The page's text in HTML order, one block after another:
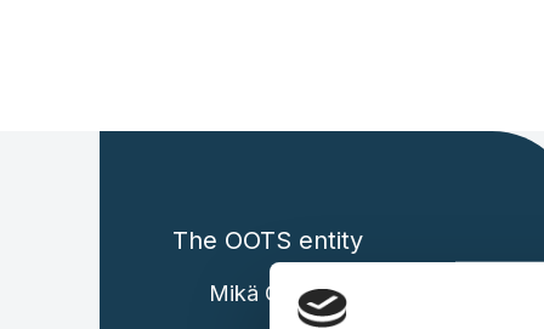
The OOTS entity
Mikä OOTS on?